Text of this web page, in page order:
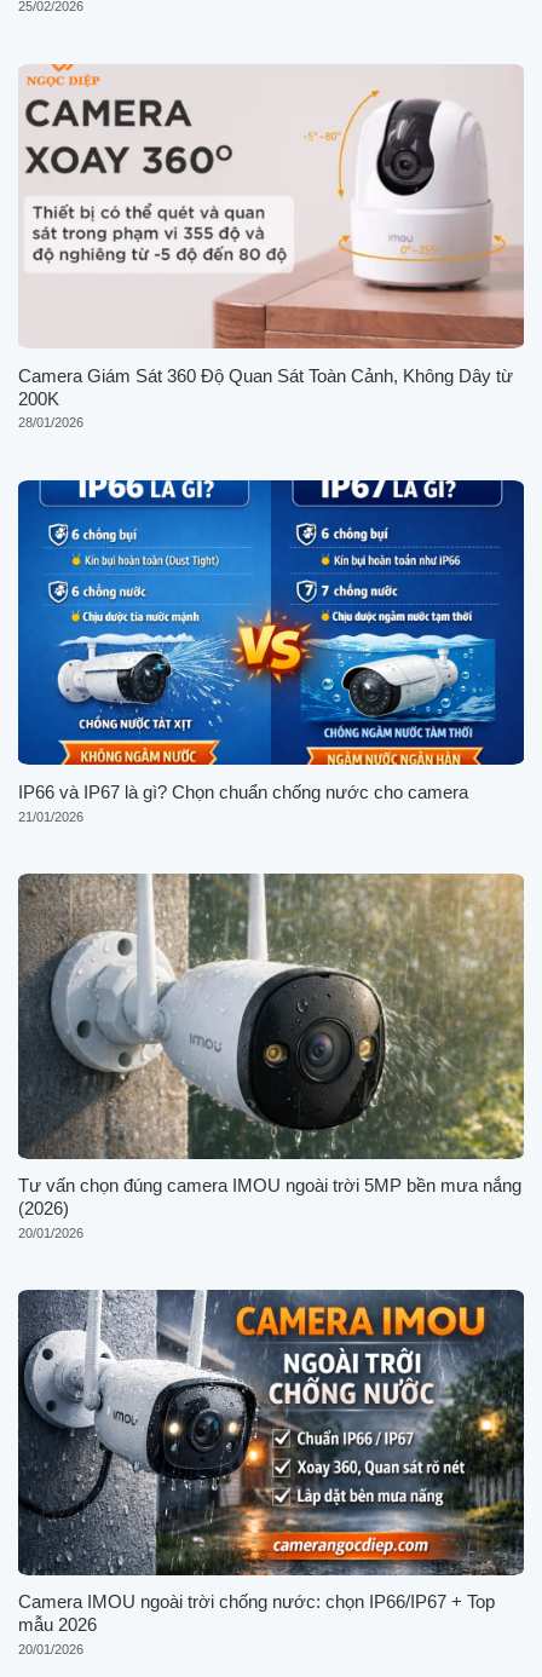
25/02/2026
Camera Giám Sát 360 Độ Quan Sát Toàn Cảnh, Không Dây từ
200K
28/01/2026
IP66 và IP67 là gì? Chọn chuẩn chống nước cho camera
21/01/2026
Tư vấn chọn đúng camera IMOU ngoài trời 5MP bền mưa nắng
(2026)
20/01/2026
Camera IMOU ngoài trời chống nước: chọn IP66/IP67 + Top
mẫu 2026
20/01/2026